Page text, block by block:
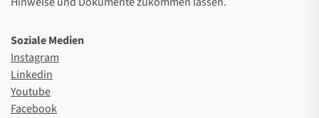
Soziale Medien
Instagram
Linkedin
Youtube
Facebook